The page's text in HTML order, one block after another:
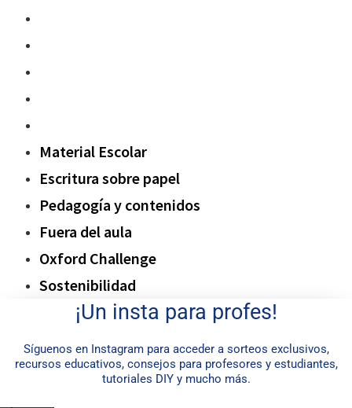
Material Escolar
Escritura sobre papel
Pedagogía y contenidos
Fuera del aula
Oxford Challenge
Sostenibilidad
¡Un insta para profes!
Síguenos en Instagram para acceder a sorteos exclusivos,
recursos educativos, consejos para profesores y estudiantes,
tutoriales DIY y mucho más.